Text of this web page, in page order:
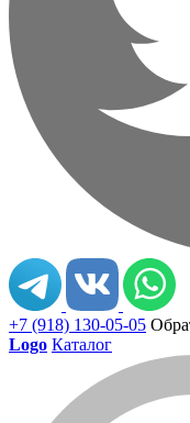
+7 (918) 130-05-05
Logo Каталог